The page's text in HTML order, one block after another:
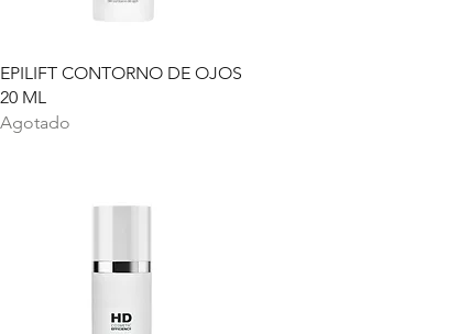
Vista rápida
EPILIFT CONTORNO DE OJOS
20 ML
Agotado